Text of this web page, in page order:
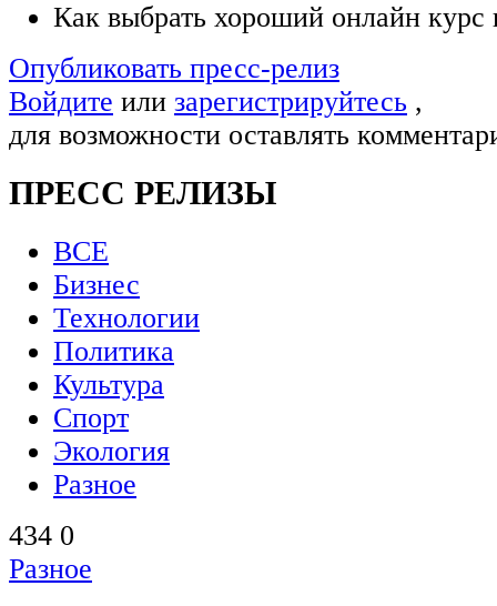
Как выбрать хороший онлайн курс
Опубликовать пресс-релиз
Войдите или зарегистрируйтесь ,
для возможности оставлять
ПРЕСС РЕЛИЗЫ
ВСЕ
Бизнес
Технологии
Политика
Культура
Спорт
Экология
Разное
434 0
Разное